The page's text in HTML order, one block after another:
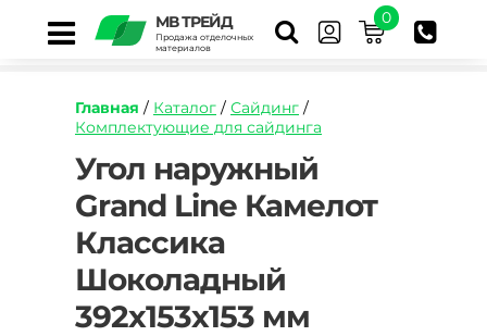
МВ ТРЕЙД
Продажа отделочных
материалов
0
Главная / Каталог / Сайдинг /
Комплектующие для сайдинга
https://mvtrade.ru/images/id/normal/ugol-
naruzhnyy-
grand-
line-
kamelot-
standart-
korichnevyy.jpg
Угол наружный
Grand Line Камелот
Классика
Шоколадный
392х153х153 мм